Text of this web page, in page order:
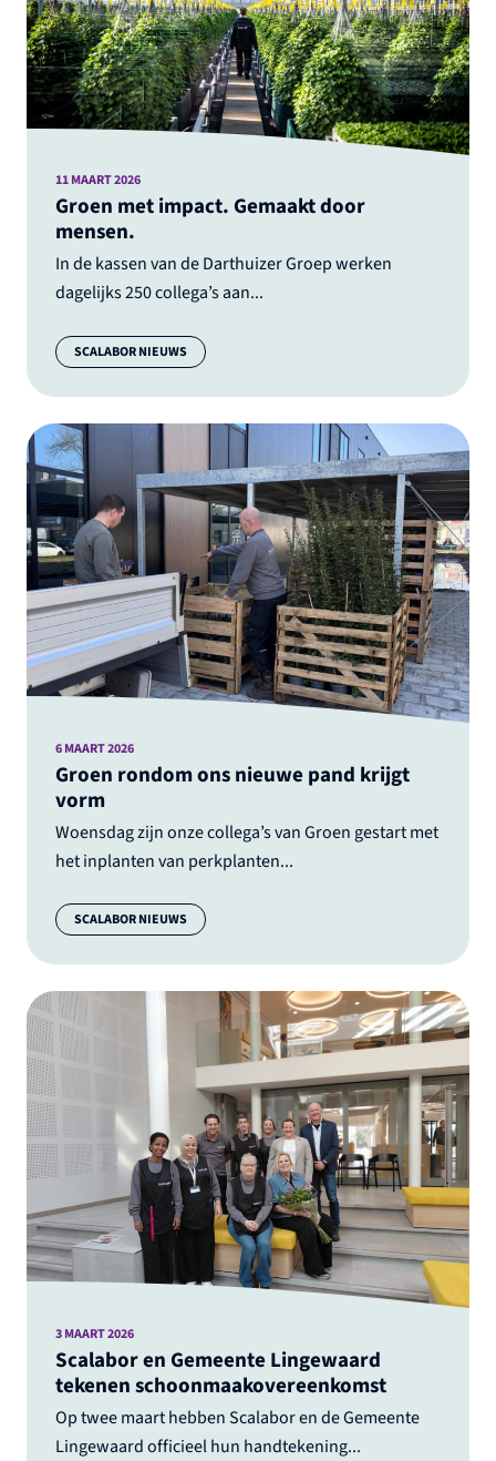
Groen met impact. Gemaakt door
mensen.
In de kassen van de Darthuizer Groep werken
dagelijks 250 collega’s aan...
11 MAART 2026
Categorie:
SCALABOR NIEUWS
Groen rondom ons nieuwe pand krijgt
vorm
Woensdag zijn onze collega’s van Groen gestart met
het inplanten van perkplanten...
6 MAART 2026
Categorie:
SCALABOR NIEUWS
Scalabor en Gemeente Lingewaard
tekenen schoonmaakovereenkomst
Op twee maart hebben Scalabor en de Gemeente
Lingewaard officieel hun handtekening...
3 MAART 2026